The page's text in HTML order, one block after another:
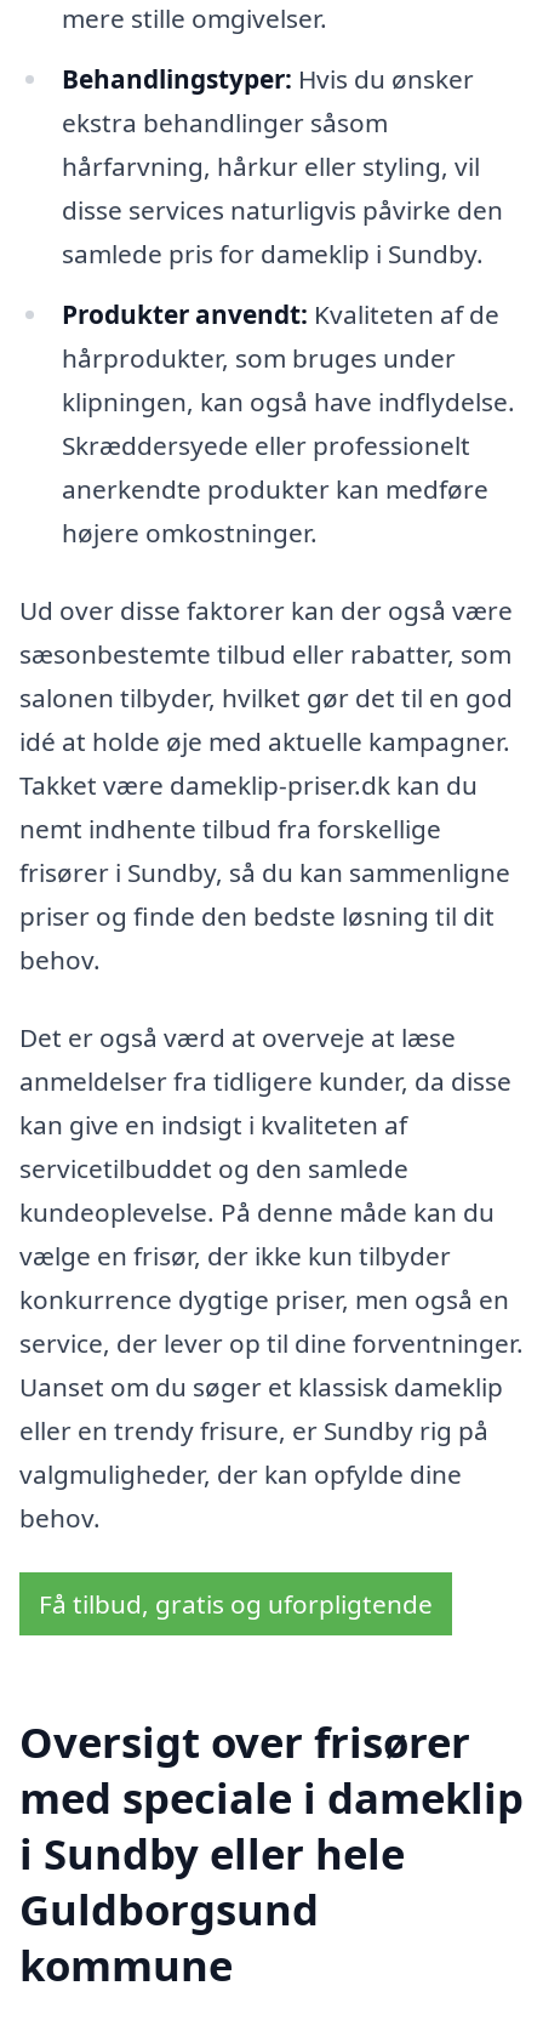
mere stille omgivelser.
Behandlingstyper: Hvis du ønsker
ekstra behandlinger såsom
hårfarvning, hårkur eller styling, vil
disse services naturligvis påvirke den
samlede pris for dameklip i Sundby.
Produkter anvendt: Kvaliteten af de
hårprodukter, som bruges under
klipningen, kan også have indflydelse.
Skræddersyede eller professionelt
anerkendte produkter kan medføre
højere omkostninger.
Ud over disse faktorer kan der også være
sæsonbestemte tilbud eller rabatter, som
salonen tilbyder, hvilket gør det til en god
idé at holde øje med aktuelle kampagner.
Takket være dameklip-priser.dk kan du
nemt indhente tilbud fra forskellige
frisører i Sundby, så du kan sammenligne
priser og finde den bedste løsning til dit
behov.
Det er også værd at overveje at læse
anmeldelser fra tidligere kunder, da disse
kan give en indsigt i kvaliteten af
servicetilbuddet og den samlede
kundeoplevelse. På denne måde kan du
vælge en frisør, der ikke kun tilbyder
konkurrence dygtige priser, men også en
service, der lever op til dine forventninger.
Uanset om du søger et klassisk dameklip
eller en trendy frisure, er Sundby rig på
valgmuligheder, der kan opfylde dine
behov.
Få tilbud, gratis og uforpligtende
Oversigt over frisører
med speciale i dameklip
i Sundby eller hele
Guldborgsund
kommune